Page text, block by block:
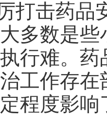
打击药
多数是
行难。
工作存
程度影响